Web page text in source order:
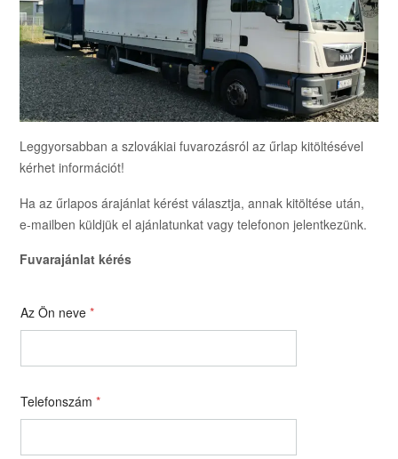
Leggyorsabban a szlovákiai fuvarozásról az űrlap kitöltésével
kérhet információt!
Ha az űrlapos árajánlat kérést választja, annak kitöltése után,
e-mailben küldjük el ajánlatunkat vagy telefonon jelentkezünk.
Fuvarajánlat kérés
Az Ön neve *
Telefonszám *